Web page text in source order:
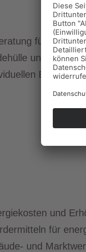
für
und
und
für
und